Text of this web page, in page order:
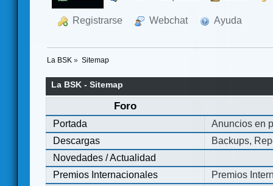
Registrarse Webchat Ayuda
La BSK » Sitemap
La BSK - Sitemap
Foro
Portada
Anuncios en
Descargas
Backups,
Novedades / Actualidad
Premios Internacionales
Premios